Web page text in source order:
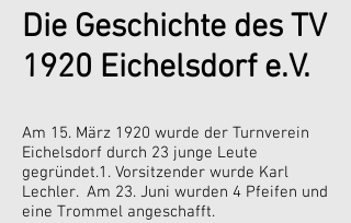
Die Geschichte des TV
1920 Eichelsdorf e.V.
Am 15. März 1920 wurde der Turnverein
Eichelsdorf durch 23 junge Leute
gegründet.1. Vorsitzender wurde Karl
Lechler. Am 23. Juni wurden 4 Pfeifen und
eine Trommel angeschafft.